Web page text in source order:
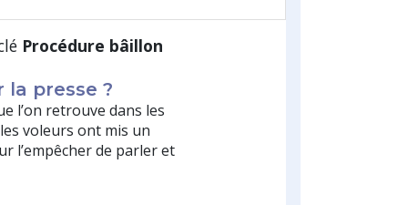
Procédure bâillon
presse ?
l’on retrouve dans les
voleurs ont mis un
l’empêcher de parler et